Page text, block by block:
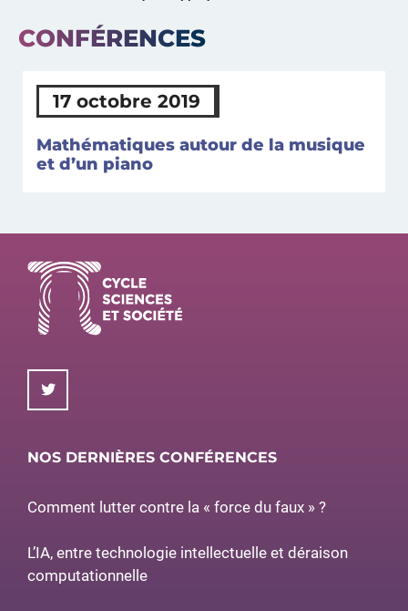
CONFÉRENCES
17 octobre 2019
Mathématiques autour de la musique
et d’un piano
NOS DERNIÈRES CONFÉRENCES
Comment lutter contre la « force du faux » ?
L’IA, entre technologie intellectuelle et déraison
computationnelle